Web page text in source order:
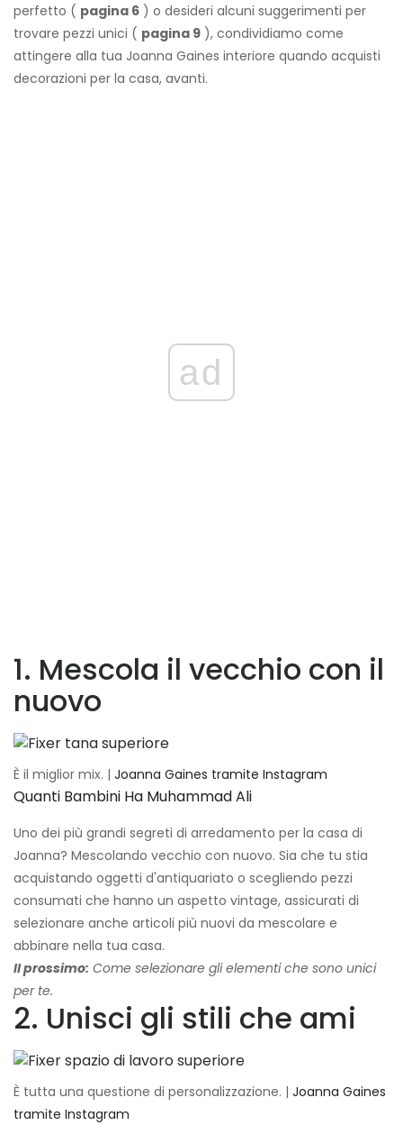
perfetto ( pagina 6 ) o desideri alcuni suggerimenti per
trovare pezzi unici ( pagina 9 ), condividiamo come
attingere alla tua Joanna Gaines interiore quando acquisti
decorazioni per la casa, avanti.
ad
1. Mescola il vecchio con il
nuovo
È il miglior mix. | Joanna Gaines tramite Instagram
Quanti Bambini Ha Muhammad Ali
Uno dei più grandi segreti di arredamento per la casa di
Joanna? Mescolando vecchio con nuovo. Sia che tu stia
acquistando oggetti d'antiquariato o scegliendo pezzi
consumati che hanno un aspetto vintage, assicurati di
selezionare anche articoli più nuovi da mescolare e
abbinare nella tua casa.
Il prossimo: Come selezionare gli elementi che sono unici
per te.
2. Unisci gli stili che ami
È tutta una questione di personalizzazione. | Joanna Gaines
tramite Instagram